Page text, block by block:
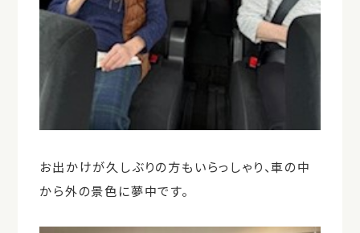
お出かけが久しぶりの方もいらっしゃり、車の中
から外の景色に夢中です。